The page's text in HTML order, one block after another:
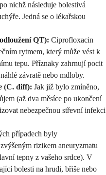
nichž následuje bolestivá
Jedná se o lékařskou
QT): Ciprofloxacin
rytmem, který může vést k
tepu. Příznaky zahrnují pocit
závratě nebo mdloby.
(C. diff): Jak již bylo zmíněno,
(až dva měsíce po ukončení
nebezpečnou střevní infekci
případech byly
rizikem aneuryzmatu
tepny z vašeho srdce). V
bolesti na hrudi, břiše nebo